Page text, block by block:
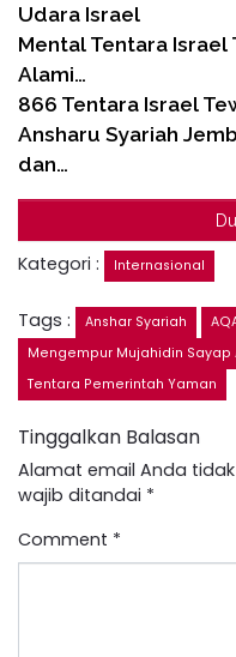
Udara Israel
Mental Tentara Israel
Alami…
866 Tentara Israel
Ansharu Syariah
dan…
Kategori : Internasional
Tags : Anshar Syariah
Mengempur Mujahidin Sayap
Tentara Pemerintah Yaman
Tinggalkan Balasan
Alamat email Anda
wajib ditandai *
Comment *